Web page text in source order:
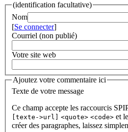
(identification facultative)
Nom
[Se connecter]
Courriel (non publié)
Votre site web
Ajoutez votre commentaire ici
Texte de votre message
Ce champ accepte les raccourcis
[texte->url]
<quote> <code> et
créer des paragraphes, laissez